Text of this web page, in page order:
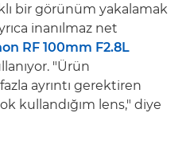
bir görünüm yakalamak
inanılmaz net
RF 100mm F2.8L
"Ürün
ayrıntı gerektiren
kullandığım lens," diye